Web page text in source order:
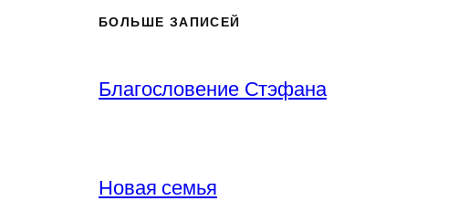
БОЛЬШЕ ЗАПИСЕЙ
Благословение Стэфана
Новая семья